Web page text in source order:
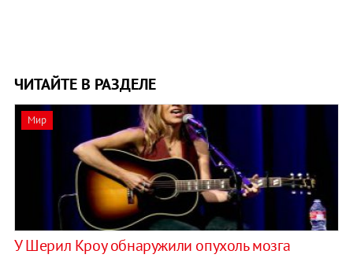
ЧИТАЙТЕ В РАЗДЕЛЕ
Мир
У Шерил Кроу обнаружили опухоль мозга